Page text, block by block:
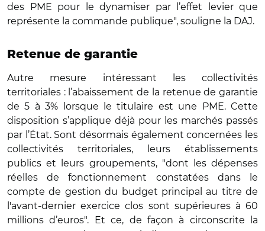
des PME pour le dynamiser par l’effet levier que
représente la commande publique", souligne la DAJ.
Retenue de garantie
Autre mesure intéressant les collectivités
territoriales : l’abaissement de la retenue de garantie
de 5 à 3% lorsque le titulaire est une PME. Cette
disposition s’applique déjà pour les marchés passés
par l’État. Sont désormais également concernées les
collectivités territoriales, leurs établissements
publics et leurs groupements, "dont les dépenses
réelles de fonctionnement constatées dans le
compte de gestion du budget principal au titre de
l'avant-dernier exercice clos sont supérieures à 60
millions d’euros". Et ce, de façon à circonscrite la